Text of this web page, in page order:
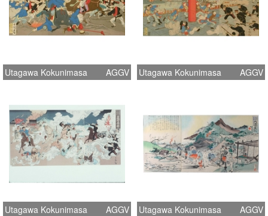
Utagawa Kokunimasa AGGV Utagawa Kokunimasa AGGV
Utagawa Kokunimasa AGGV Utagawa Kokunimasa AGGV